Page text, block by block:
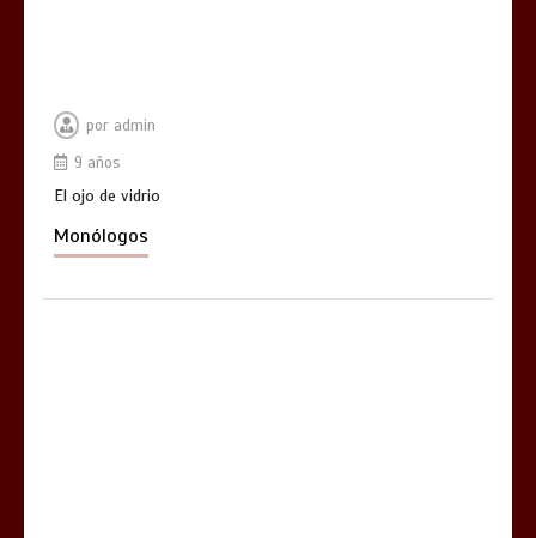
por admin
9 años
El ojo de vidrio
Monólogos